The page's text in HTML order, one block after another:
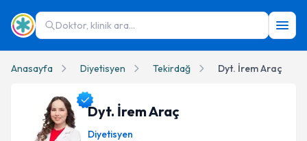
Doktor, klinik ara...
Anasayfa Diyetisyen Tekirdağ Dyt. İrem Araç
Dyt. İrem Araç
Diyetisyen